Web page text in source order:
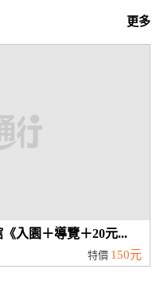
更多
入園＋導覽＋20元...
特價 150元